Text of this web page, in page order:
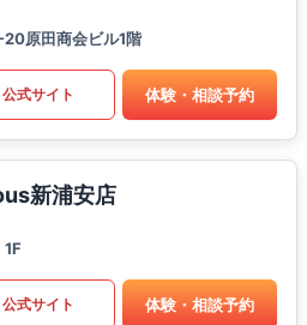
原田商会ビル1階
公式サイト 体験・相談予約
新浦安店
公式サイト 体験・相談予約